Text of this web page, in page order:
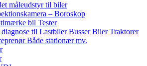
måleudstyr til biler
– Boroskop
bil Tester
til Lastbiler Busser Biler Traktorer
Både stationær mv.